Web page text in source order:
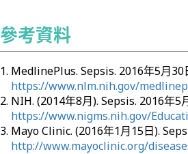
參考資料
MedlinePlus. Sepsis. 2016年5月
https://www.nlm.nih.gov/
NIH. (2014年8月). Sepsis. 2016年5
https://www.nigms.nih.gov/
Mayo Clinic. (2016年1月15日).
http://www.mayoclinic.org/